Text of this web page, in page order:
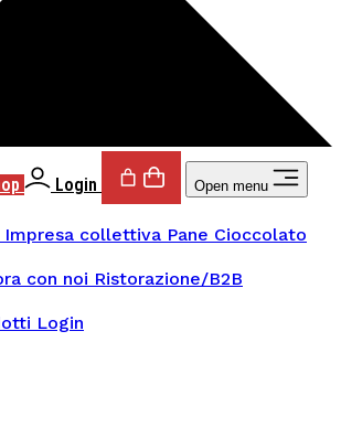
Login Open menu
Impresa collettiva Pane Cioccolato
con noi Ristorazione/B2B
Login